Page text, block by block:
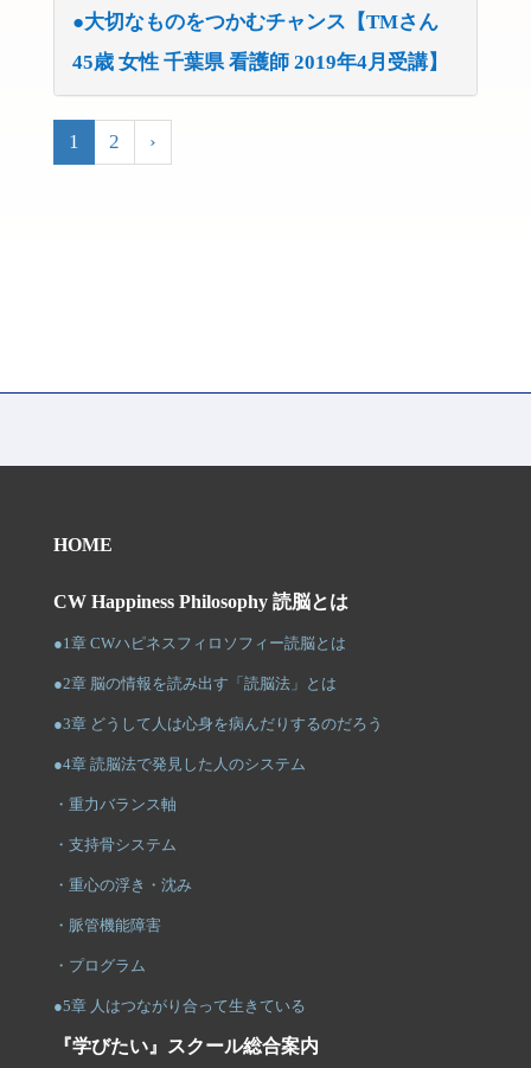
●大切なものをつかむチャンス【TMさん
45歳 女性 千葉県 看護師 2019年4月受講】
1 2 ›
HOME
CW Happiness Philosophy 読脳とは
●1章 CWハピネスフィロソフィー読脳とは
●2章 脳の情報を読み出す「読脳法」とは
●3章 どうして人は心身を病んだりするのだろう
●4章 読脳法で発見した人のシステム
・重力バランス軸
・支持骨システム
・重心の浮き・沈み
・脈管機能障害
・プログラム
●5章 人はつながり合って生きている
『学びたい』スクール総合案内